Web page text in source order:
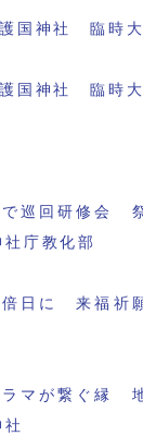
国神社 臨時大
国神社 臨時大
巡回研修会
庁教化部
倍日に 来福祈
ラマが繋ぐ縁